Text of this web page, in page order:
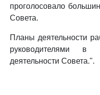
проголосовало
Совета.
Планы деятельности
руководителями в
деятельности Совета.".